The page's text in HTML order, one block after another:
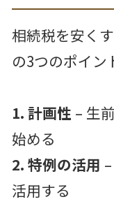
相続税を安く
の3つのポイン
1. 計画性 – 生
始める
2. 特例の活用
活用する